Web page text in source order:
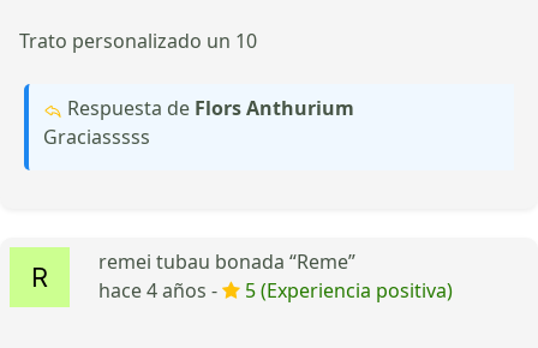
Trato personalizado un 10
Respuesta de Flors Anthurium
Graciasssss
remei tubau bonada “Reme”
hace 4 años -
5 (Experiencia positiva)